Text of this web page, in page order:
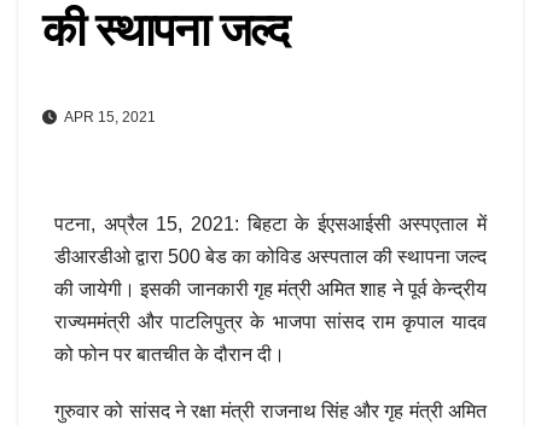
की स्थापना जल्द
APR 15, 2021
पटना, अप्रैल 15, 2021: बिहटा के ईएसआईसी अस्पएताल में
डीआरडीओ द्वारा 500 बेड का कोविड अस्पताल की स्थापना जल्द
की जायेगी। इसकी जानकारी गृह मंत्री अमित शाह ने पूर्व केन्द्रीय
राज्यममंत्री और पाटलिपुत्र के भाजपा सांसद राम कृपाल यादव
को फोन पर बातचीत के दौरान दी।
गुरुवार को सांसद ने रक्षा मंत्री राजनाथ सिंह और गृह मंत्री अमित